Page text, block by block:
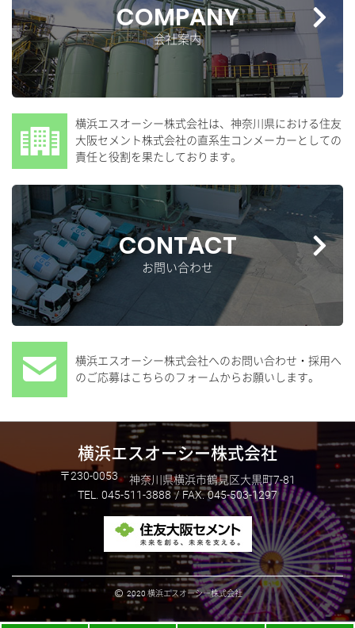
COMPANY
会社案内
横浜エスオーシー株式会社は、神奈川県における住友
大阪セメント株式会社の直系生コンメーカーとしての
責任と役割を果たしております。
CONTACT
お問い合わせ
横浜エスオーシー株式会社へのお問い合わせ・採用へ
のご応募はこちらのフォームからお願いします。
横浜エスオーシー株式会社
230-0053
神奈川県横浜市鶴見区大黒町7-81
045-511-3888
045-503-1297
2020 横浜エスオーシー株式会社